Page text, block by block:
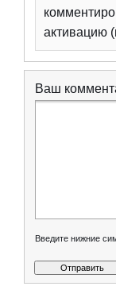
активацию
Ваш
Введите нижние